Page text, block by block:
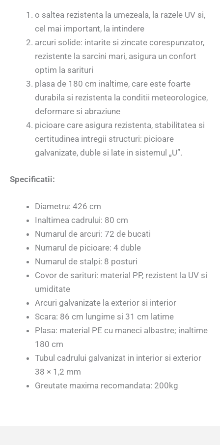
o saltea rezistenta la umezeala, la razele UV si,
cel mai important, la intindere
arcuri solide: intarite si zincate corespunzator,
rezistente la sarcini mari, asigura un confort
optim la sarituri
plasa de 180 cm inaltime, care este foarte
durabila si rezistenta la conditii meteorologice,
deformare si abraziune
picioare care asigura rezistenta, stabilitatea si
certitudinea intregii structuri: picioare
galvanizate, duble si late in sistemul „U”.
Specificatii:
Diametru: 426 cm
Inaltimea cadrului: 80 cm
Numarul de arcuri: 72 de bucati
Numarul de picioare: 4 duble
Numarul de stalpi: 8 posturi
Covor de sarituri: material PP, rezistent la UV si
umiditate
Arcuri galvanizate la exterior si interior
Scara: 86 cm lungime si 31 cm latime
Plasa: material PE cu maneci albastre; inaltime
180 cm
Tubul cadrului galvanizat in interior si exterior
38 × 1,2 mm
Greutate maxima recomandata: 200kg